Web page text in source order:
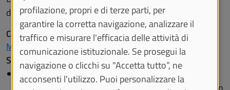
di Torino.
Categoria
Multimedia
Supporto
Per problemi tecnici o per osservazioni inerenti
profilazione, propri e di terze parti, per
garantire la corretta navigazione, analizzare il
traffico e misurare l'efficacia delle attività di
comunicazione istituzionale. Se prosegui la
navigazione o clicchi su "Accetta tutto”, ne
acconsenti l'utilizzo. Puoi personalizzare la